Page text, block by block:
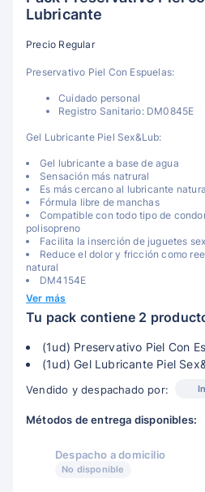
Lubricante
Precio Regular
Preservativo Piel Con Espuelas:
Cuidado personal
Registro Sanitario: DM0845E
Gel Lubricante Piel Sex&Lub:
Gel lubricante a base de agua
Sensación más natrural
Es más cercano al lubricante
Fórmula libre de manchas
Compatible con todo tipo de
polisopreno
Facilita la inserción de juguetes
Reduce el dolor y fricción como
natural
DM4154E
Ver más
Tu pack contiene 2
(1ud) Preservativo Piel Con
(1ud) Gel Lubricante Piel
Vendido y despachado por:
Métodos de entrega disponibles:
Despacho a domicilio
No disponible